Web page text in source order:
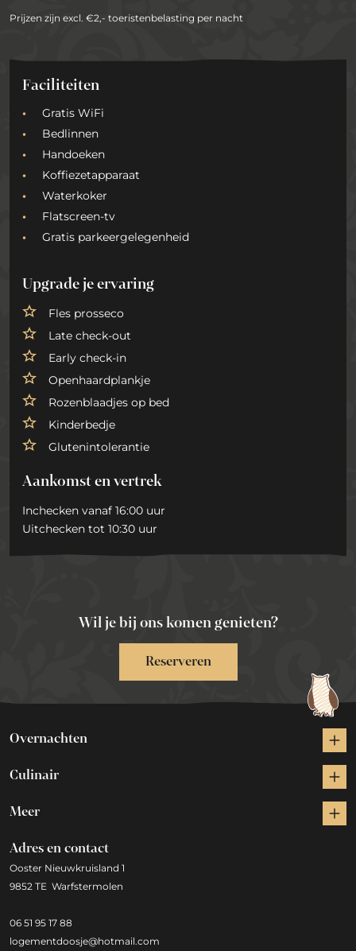
Prijzen zijn excl. €2,- toeristenbelasting per nacht
Faciliteiten
Gratis WiFi
Bedlinnen
Handoeken
Koffiezetapparaat
Waterkoker
Flatscreen-tv
Gratis parkeergelegenheid
Upgrade je ervaring
Fles prosseco
Late check-out
Early check-in
Openhaardplankje
Rozenblaadjes op bed
Kinderbedje
Glutenintolerantie
Aankomst en vertrek
Inchecken vanaf 16:00 uur
Uitchecken tot 10:30 uur
Wil je bij ons komen genieten?
Reserveren
Overnachten
Culinair
Meer
Adres en contact
Ooster Nieuwkruisland 1
9852 TE Warfstermolen
06 51 95 17 88
logementdoosje@hotmail.com